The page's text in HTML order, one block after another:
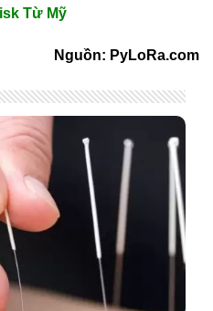
Từ Mỹ
Nguồn: PyLoRa.com